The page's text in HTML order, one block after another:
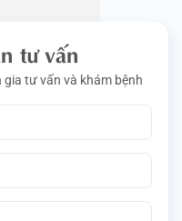
tư vấn
tư vấn và khám bệnh